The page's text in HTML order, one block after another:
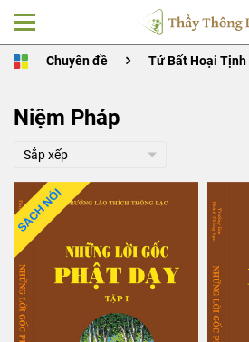
Chuyên đề Tứ Bất Hoại Tịnh
Niệm Pháp